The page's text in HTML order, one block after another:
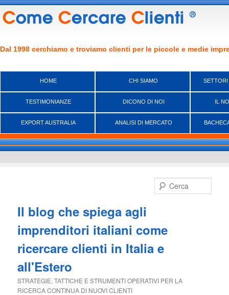
Dal 1998 cerchiamo e troviamo clienti per le piccole e medie
HOME CHI SIAMO
TESTIMONIANZE DICONO DI NOI IL
EXPORT AUSTRALIA ANALISI DI MERCATO
Il blog che spiega agli
imprenditori italiani come
ricercare clienti in Italia e
all'Estero
STRATEGIE, TATTICHE E STRUMENTI OPERATIVI PER LA
RICERCA CONTINUA DI NUOVI CLIENTI